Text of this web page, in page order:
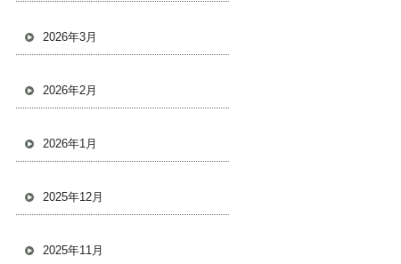
2026年3月
2026年2月
2026年1月
2025年12月
2025年11月